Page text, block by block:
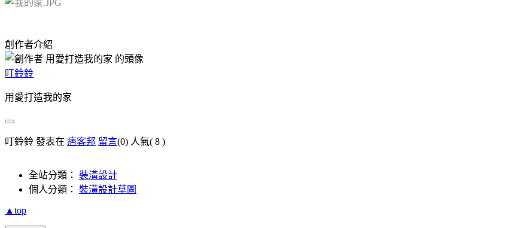
創作者介紹
叮鈴鈴
用愛打造我的家
叮鈴鈴 發表在 痞客邦 留言(0) 人氣( 8 )
全站分類： 裝潢設計
個人分類： 裝潢設計草圖
▲top